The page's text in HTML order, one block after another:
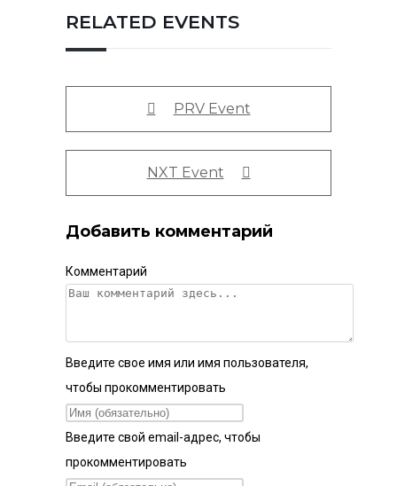
RELATED EVENTS
PRV Event
NXT Event
Добавить комментарий
Комментарий
Введите свое имя или имя пользователя,
чтобы прокомментировать
Введите свой email-адрес, чтобы
прокомментировать